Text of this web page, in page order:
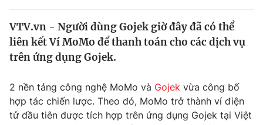
Thế giới
Tin tức
Câu chuyện quốc tế
Kinh tế
Tài chính
Thị trường
Dữ liệu và đời sống
VTV.vn - Người dùng Gojek giờ đây đã có thể
liên kết Ví MoMo để thanh toán cho các dịch vụ
trên ứng dụng Gojek.
2 nền tảng công nghệ MoMo và Gojek vừa công bố
hợp tác chiến lược. Theo đó, MoMo trở thành ví điện
tử đầu tiên được tích hợp trên ứng dụng Gojek tại Việt